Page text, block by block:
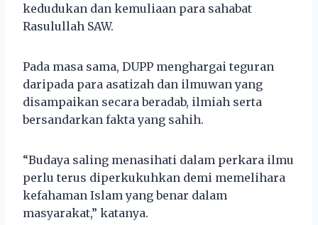
kedudukan dan kemuliaan para sahabat
Rasulullah SAW.
Pada masa sama, DUPP menghargai teguran
daripada para asatizah dan ilmuwan yang
disampaikan secara beradab, ilmiah serta
bersandarkan fakta yang sahih.
“Budaya saling menasihati dalam perkara ilmu
perlu terus diperkukuhkan demi memelihara
kefahaman Islam yang benar dalam
masyarakat,” katanya.